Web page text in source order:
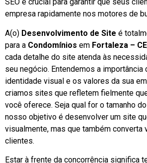
empresa rapidamente nos motores de
A(o) Desenvolvimento de Site é
para a Condomínios em Fortaleza – CE
cada detalhe do site atenda às
seu negócio. Entendemos a importância
identidade visual e os valores da sua
criamos sites que refletem fielmente
você oferece. Seja qual for o tamanho do
nosso objetivo é desenvolver um site
visualmente, mas que também converta
clientes.
Estar à frente da concorrência significa